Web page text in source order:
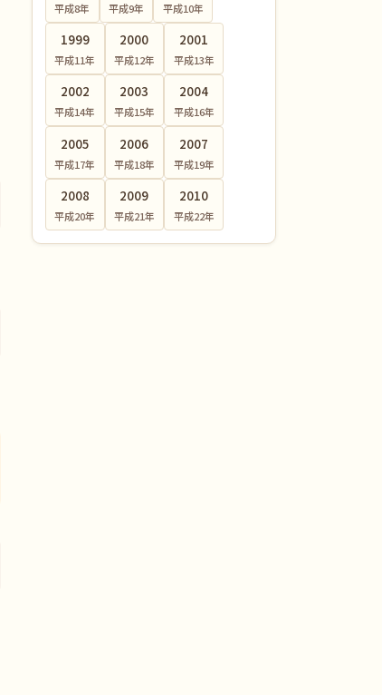
平成8年 平成9年 平成10年
1999
平成11年
2000
平成12年
2001
平成13年
2002
平成14年
2003
平成15年
2004
平成16年
2005
平成17年
2006
平成18年
2007
平成19年
2008
平成20年
2009
平成21年
2010
平成22年